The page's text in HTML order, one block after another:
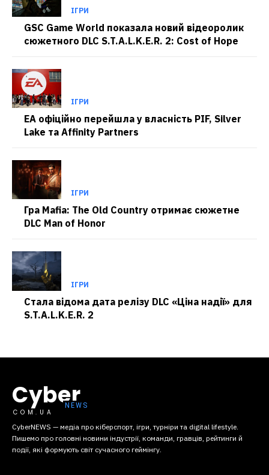
ІГРИ
GSC Game World показала новий відеоролик
сюжетного DLC S.T.A.L.K.E.R. 2: Cost of Hope
ІГРИ
EA офіційно перейшла у власність PIF, Silver
Lake та Affinity Partners
ІГРИ
Гра Mafia: The Old Country отримає сюжетне
DLC Man of Honor
ІГРИ
Стала відома дата релізу DLC «Ціна надії» для
S.T.A.L.K.E.R. 2
Cyber
COM.UA
CyberNEWS — медіа про кіберспорт, ігри, турніри та digital lifestyle.
Пишемо про головні новини індустрії, команди, гравців, рейтинги й
події, які формують світ сучасного геймінгу.